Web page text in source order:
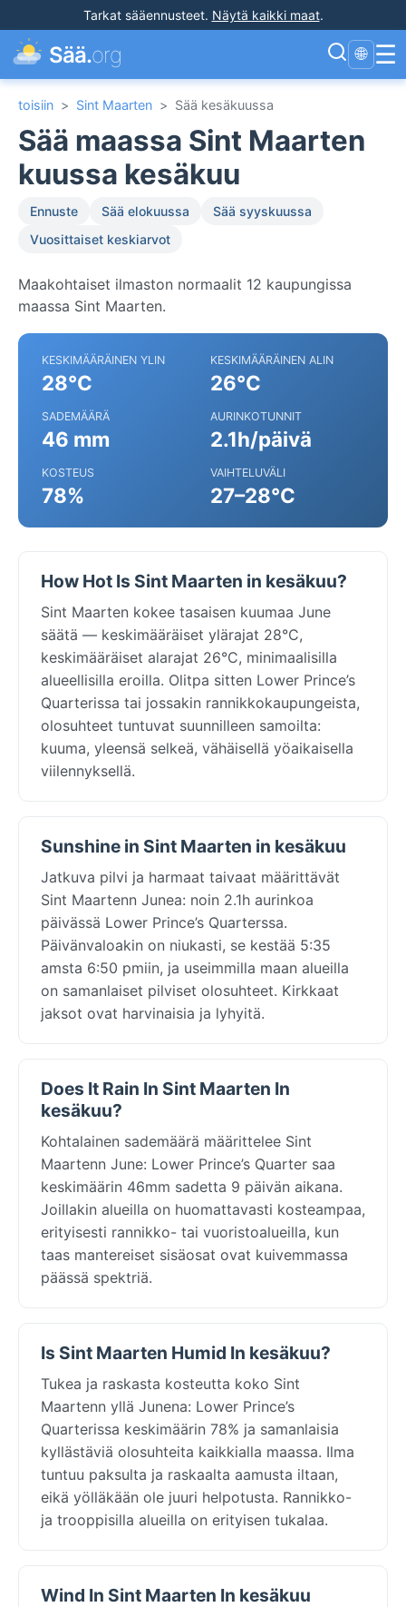
Tarkat sääennusteet. Näytä kaikki maat.
Sää.org 🌐 ☰
toisiin > Sint Maarten > Sää kesäkuussa
Sää maassa Sint Maarten
kuussa kesäkuu
Ennuste Sää elokuussa
Sää syyskuussa
Vuosittaiset keskiarvot
Maakohtaiset ilmaston normaalit 12 kaupungissa
maassa Sint Maarten.
KESKIMÄÄRÄINEN YLIN
28°C
KESKIMÄÄRÄINEN ALIN
26°C
SADEMÄÄRÄ
46 mm
AURINKOTUNNIT
2.1h/päivä
KOSTEUS
78%
VAIHTELUVÄLI
27–28°C
How Hot Is Sint Maarten in kesäkuu?
Sint Maarten kokee tasaisen kuumaa June
säätä — keskimääräiset ylärajat 28°C,
keskimääräiset alarajat 26°C, minimaalisilla
alueellisilla eroilla. Olitpa sitten Lower Prince’s
Quarterissa tai jossakin rannikkokaupungeista,
olosuhteet tuntuvat suunnilleen samoilta:
kuuma, yleensä selkeä, vähäisellä yöaikaisella
viilennyksellä.
Sunshine in Sint Maarten in kesäkuu
Jatkuva pilvi ja harmaat taivaat määrittävät
Sint Maartenn Junea: noin 2.1h aurinkoa
päivässä Lower Prince’s Quarterssa.
Päivänvaloakin on niukasti, se kestää 5:35
amsta 6:50 pmiin, ja useimmilla maan alueilla
on samanlaiset pilviset olosuhteet. Kirkkaat
jaksot ovat harvinaisia ja lyhyitä.
Does It Rain In Sint Maarten In
kesäkuu?
Kohtalainen sademäärä määrittelee Sint
Maartenn June: Lower Prince’s Quarter saa
keskimäärin 46mm sadetta 9 päivän aikana.
Joillakin alueilla on huomattavasti kosteampaa,
erityisesti rannikko- tai vuoristoalueilla, kun
taas mantereiset sisäosat ovat kuivemmassa
päässä spektriä.
Is Sint Maarten Humid In kesäkuu?
Tukea ja raskasta kosteutta koko Sint
Maartenn yllä Junena: Lower Prince’s
Quarterissa keskimäärin 78% ja samanlaisia
kyllästäviä olosuhteita kaikkialla maassa. Ilma
tuntuu paksulta ja raskaalta aamusta iltaan,
eikä yölläkään ole juuri helpotusta. Rannikko-
ja trooppisilla alueilla on erityisen tukalaa.
Wind In Sint Maarten In kesäkuu